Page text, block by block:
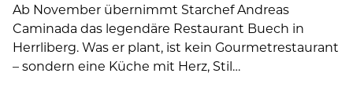
Ab November übernimmt Starchef Andreas
Caminada das legendäre Restaurant Buech in
Herrliberg. Was er plant, ist kein Gourmetrestaurant
– sondern eine Küche mit Herz, Stil…